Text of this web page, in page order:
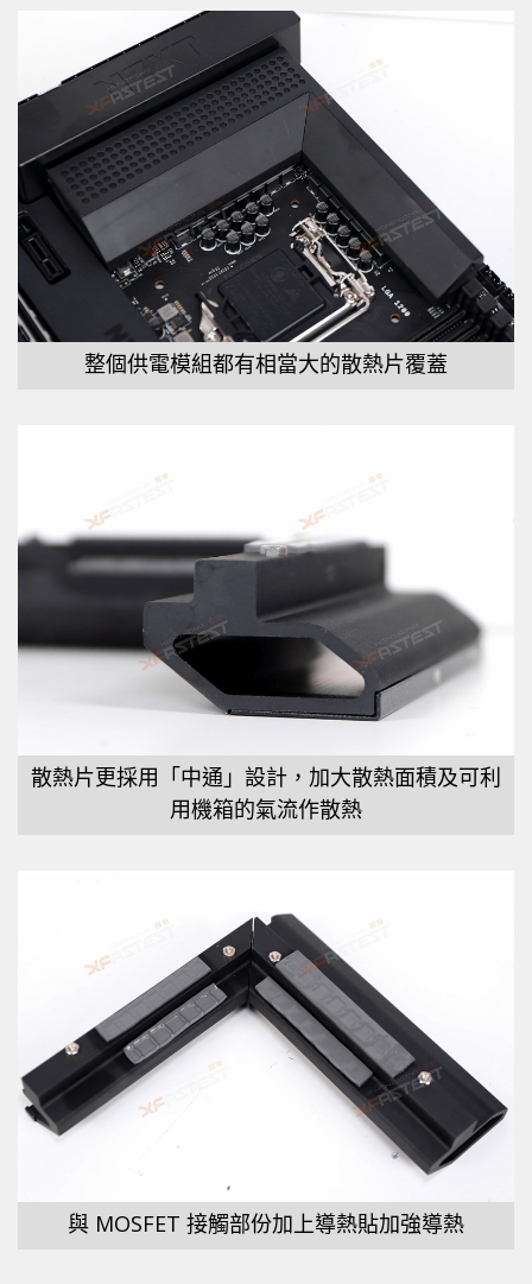
整個供電模組都有相當大的散熱片覆蓋
散熱片更採用「中通」設計，加大散熱面積及可利
用機箱的氣流作散熱
與 MOSFET 接觸部份加上導熱貼加強導熱